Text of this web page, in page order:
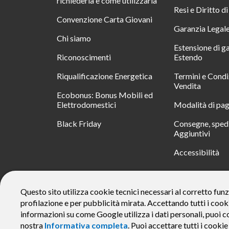
Convenzione Carta Giovani
Chi siamo
Riconoscimenti
Riqualificazione Energetica
Ecobonus: Bonus Mobili ed
Elettrodomestici
Black Friday
Resi e Diritto di
Garanzia
Estensione di
Estendo
Termini e
Vendita
Modalità di
Consegne,
Aggiuntivi
Accessibilità
Messaggio pubblicitario con finalità promozionale. Offerta di
rate da € 40 costi accessori dell’offerta azzerati. Importo
responsabile e di conoscere eventuali altre offerte
Questo sito utilizza cookie tecnici necessari al corretto
profilazione e per pubblicità mirata. Accettando tutti i
informazioni su come Google utilizza i dati personali, puoi
nostra Informativa completa. Puoi accettare tutti i